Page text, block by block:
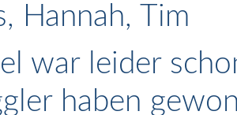
Hannah, Tim
war leider
haben